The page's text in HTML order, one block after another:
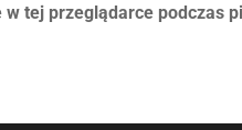
tej przeglądarce podczas